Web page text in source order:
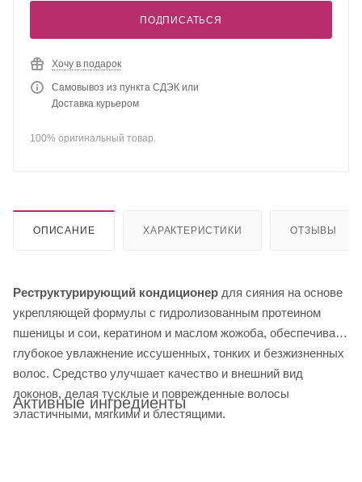
ПОДПИСАТЬСЯ
Хочу в подарок
Самовывоз из пункта СДЭК или
Доставка курьером
100% оригинальный товар.
ОПИСАНИЕ ХАРАКТЕРИСТИКИ ОТЗЫВЫ
Реструктурирующий кондиционер для сияния на основе
укрепляющей формулы с гидролизованным протеином
пшеницы и сои, кератином и маслом жожоба, обеспечивает
глубокое увлажнение иссушенных, тонких и безжизненных
волос. Средство улучшает качество и внешний вид
локонов, делая тусклые и поврежденные волосы
эластичными, мягкими и блестящими.
Активные ингредиенты